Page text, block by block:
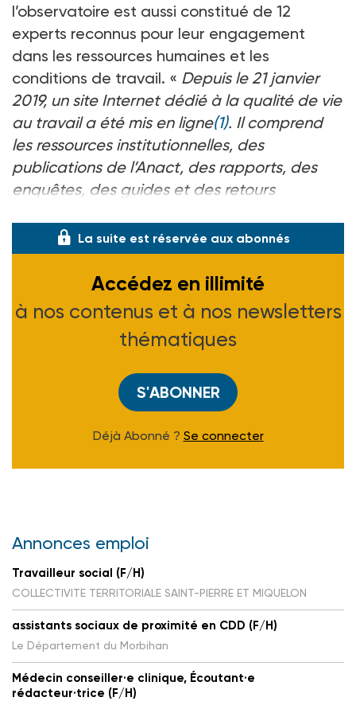
l’observatoire est aussi constitué de 12
experts reconnus pour leur engagement
dans les ressources humaines et les
conditions de travail. « Depuis le 21 janvier
2019, un site Internet dédié à la qualité de vie
au travail a été mis en ligne(1). Il comprend
les ressources institutionnelles, des
publications de l’Anact, des rapports, des
enquêtes, des guides et des retours
La suite est réservée aux abonnés
Accédez en illimité
à nos contenus et à nos newsletters
thématiques
S'ABONNER
Déjà Abonné ? Se connecter
Annonces emploi
Travailleur social (F/H)
COLLECTIVITE TERRITORIALE SAINT-PIERRE ET MIQUELON
assistants sociaux de proximité en CDD (F/H)
Le Département du Morbihan
Médecin conseiller·e clinique, Écoutant·e
rédacteur·trice (F/H)